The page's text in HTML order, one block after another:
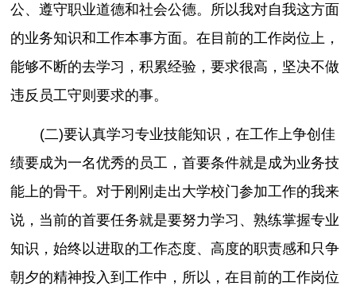
公、遵守职业道德和社会公德。所以我对自我这方面
的业务知识和工作本事方面。在目前的工作岗位上，
能够不断的去学习，积累经验，要求很高，坚决不做
违反员工守则要求的事。
(二)要认真学习专业技能知识，在工作上争创佳
绩要成为一名优秀的员工，首要条件就是成为业务技
能上的骨干。对于刚刚走出大学校门参加工作的我来
说，当前的首要任务就是要努力学习、熟练掌握专业
知识，始终以进取的工作态度、高度的职责感和只争
朝夕的精神投入到工作中，所以，在目前的工作岗位